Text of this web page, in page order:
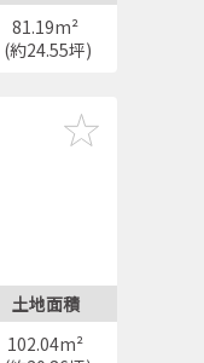
81.19m²
(約24.55坪)
土地面積
102.04m²